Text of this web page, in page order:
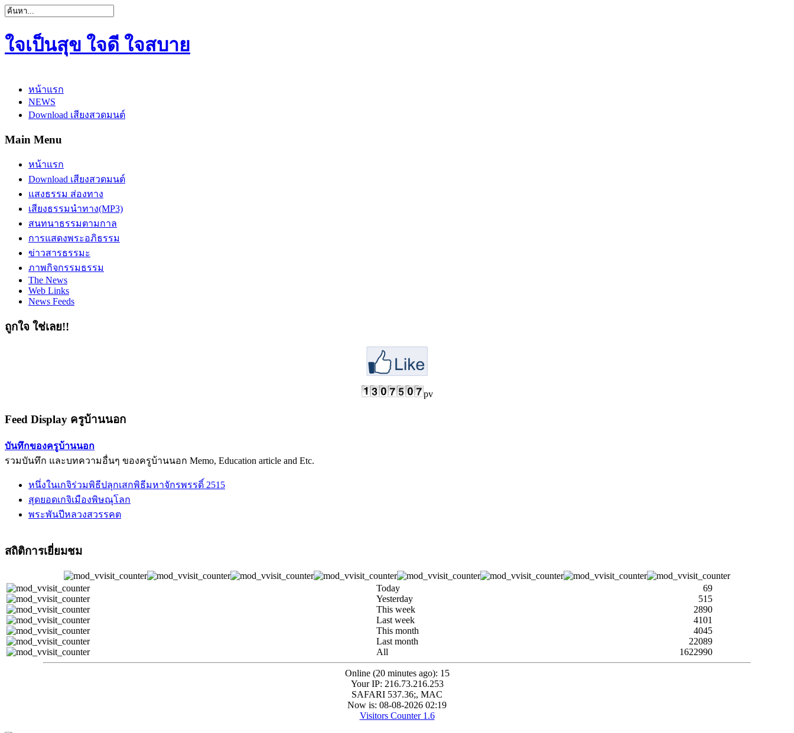
ใจเป็นสุข ใจดี ใจสบาย
หน้าแรก
NEWS
Download เสียงสวดมนต์
Main Menu
หน้าแรก
Download เสียงสวดมนต์
แสงธรรม ส่องทาง
เสียงธรรมนำทาง(MP3)
สนทนาธรรมตามกาล
การแสดงพระอภิธรรม
ข่าวสารธรรมะ
ภาพกิจกรรมธรรม
The News
Web Links
News Feeds
ถูกใจ ใช่เลย!!
pv
Feed Display ครูบ้านนอก
บันทึกของครูบ้านนอก
รวมบันทึก และบทความอื่นๆ ของครูบ้านนอก Memo, Education article and Etc.
หนึ่งในเกจิร่วมพิธีปลุกเสกพิธีมหาจักรพรรดิ์ 2515
สุดยอดเกจิเมืองพิษณุโลก
พระพันปีหลวงสวรรคต
สถิติการเยี่ยมชม
Today
69
Yesterday
515
This week
2890
Last week
4101
This month
4045
Last month
22089
All
1622990
Online (20 minutes ago): 15
Your IP: 216.73.216.253
SAFARI 537.36;, MAC
Now is: 08-08-2026 02:19
Visitors Counter 1.6